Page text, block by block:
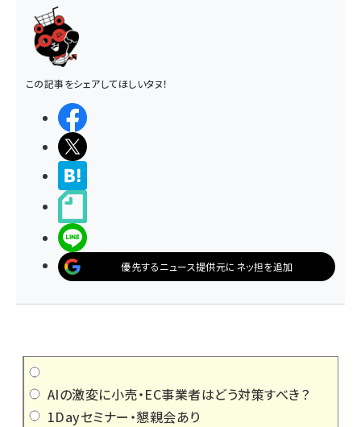
この記事をシェアしてほしいタヌ！
優先するニュース提供元にネッ担を追加
AIの激変に小売・EC事業者はどう対策すべき？
1Dayセミナー・懇親会あり